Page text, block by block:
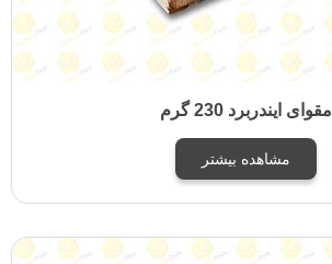
مقوای ایندربرد 230 گرم
مشاهده بیشتر